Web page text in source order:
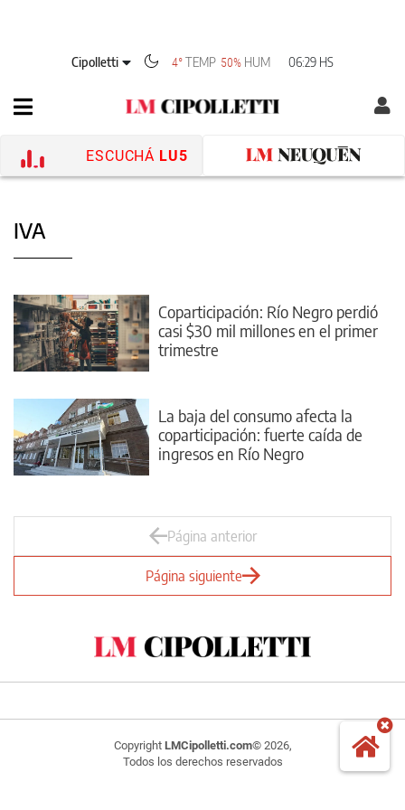
Cipolletti 4°TEMP 50% HUM 06:29 HS
ESCUCHÁ LU5
IVA
Coparticipación: Río Negro perdió
casi $30 mil millones en el primer
trimestre
La baja del consumo afecta la
coparticipación: fuerte caída de
ingresos en Río Negro
Página anterior
Página siguiente
Copyright LMCipolletti.com© 2026,
Todos los derechos reservados